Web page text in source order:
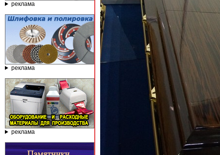
реклама
реклама
реклама